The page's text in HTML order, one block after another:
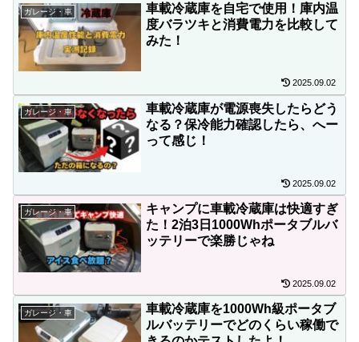
ガレージ・車
車載冷蔵庫を自宅で使用！庫内温
度バラツキと消費電力を比較して
みた！
2025.09.02
ガレージ・車
車載冷蔵庫が電源喪失したらどう
なる？保冷能力確認したら、へー
って感じ！
2025.09.02
ガレージ・車
キャンプに車載冷蔵庫は快適すぎ
た！2泊3日1000Whポータブルバ
ッテリーで楽勝じゃね
2025.09.02
ガレージ・車
車載冷蔵庫を1000Wh級ポータブ
ルバッテリーでどのくらい稼働で